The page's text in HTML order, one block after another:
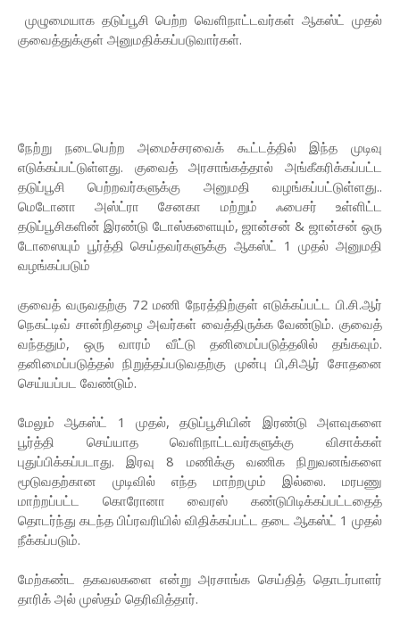
முழுமையாக தடுப்பூசி பெற்ற வெளிநாட்டவர்கள் ஆகஸ்ட் முதல்
குவைத்துக்குள் அனுமதிக்கப்படுவார்கள்.
நேற்று நடைபெற்ற அமைச்சரவைக் கூட்டத்தில் இந்த முடிவு
எடுக்கப்பட்டுள்ளது. குவைத் அரசாங்கத்தால் அங்கீகரிக்கப்பட்ட
தடுப்பூசி பெற்றவர்களுக்கு அனுமதி வழங்கப்பட்டுள்ளது..
மெடோனா அஸ்ட்ரா சேனகா மற்றும் ஃபைசர் உள்ளிட்ட
தடுப்பூசிகளின் இரண்டு டோஸ்களையும், ஜான்சன் & ஜான்சன் ஒரு
டோஸையும் பூர்த்தி செய்தவர்களுக்கு ஆகஸ்ட் 1 முதல் அனுமதி
வழங்கப்படும்
குவைத் வருவதற்கு 72 மணி நேரத்திற்குள் எடுக்கப்பட்ட பி.சி.ஆர்
நெகட்டிவ் சான்றிதழை அவர்கள் வைத்திருக்க வேண்டும். குவைத்
வந்ததும், ஒரு வாரம் வீட்டு தனிமைப்படுத்தலில் தங்கவும்.
தனிமைப்படுத்தல் நிறுத்தப்படுவதற்கு முன்பு பி,சிஆர் சோதனை
செய்யப்பட வேண்டும்.
மேலும் ஆகஸ்ட் 1 முதல், தடுப்பூசியின் இரண்டு அளவுகளை
பூர்த்தி செய்யாத வெளிநாட்டவர்களுக்கு விசாக்கள்
புதுப்பிக்கப்படாது. இரவு 8 மணிக்கு வணிக நிறுவனங்களை
மூடுவதற்கான முடிவில் எந்த மாற்றமும் இல்லை. மரபணு
மாற்றப்பட்ட கொரோனா வைரஸ் கண்டுபிடிக்கப்பட்டதைத்
தொடர்ந்து கடந்த பிப்ரவரியில் விதிக்கப்பட்ட தடை ஆகஸ்ட் 1 முதல்
நீக்கப்படும்.
மேற்கண்ட தகவலகளை என்று அரசாங்க செய்தித் தொடர்பாளர்
தாரிக் அல் முஸ்தம் தெரிவித்தார்.